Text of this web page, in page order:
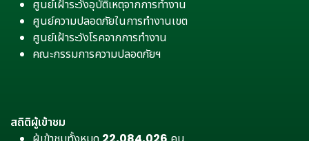
ศูนย์เฝ้าระวังอุบัติเหตุจากการทำงาน
ศูนย์ความปลอดภัยในการทำงานเขต
ศูนย์เฝ้าระวังโรคจากการทำงาน
คณะกรรมการความปลอดภัยฯ
สถิติผู้เข้าชม